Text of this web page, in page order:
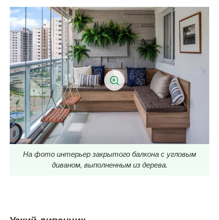
На фото интерьер закрытого балкона с угловым
диваном, выполненным из дерева.